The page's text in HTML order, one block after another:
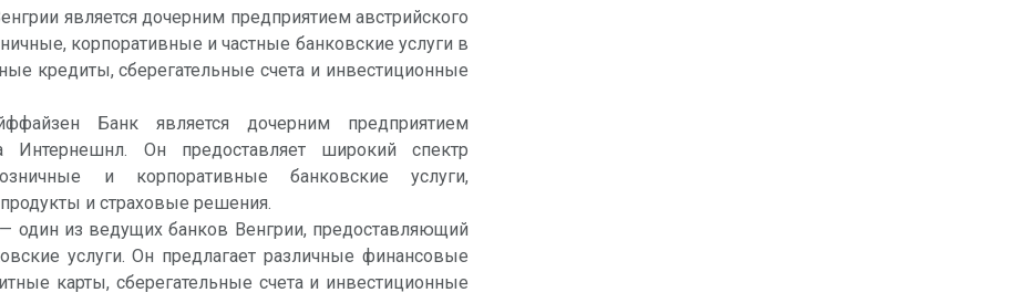
является дочерним предприятием австрийского
корпоративные и частные банковские услуги в
кредиты, сберегательные счета и инвестиционные
Банк является дочерним предприятием
Интернешнл. Он предоставляет широкий спектр
и корпоративные банковские услуги,
и страховые решения.
один из ведущих банков Венгрии, предоставляющий
услуги. Он предлагает различные финансовые
карты, сберегательные счета и инвестиционные